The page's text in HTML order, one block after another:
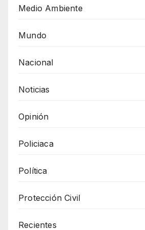
Medio Ambiente
Mundo
Nacional
Noticias
Opinión
Policiaca
Política
Protección Civil
Recientes